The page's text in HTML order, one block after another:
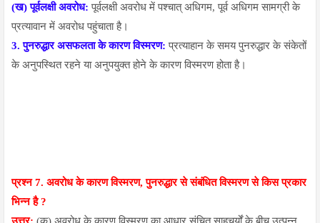
(ख) पूर्वलक्षी अवरोध:पूर्वलक्षी अवरोध में पश्चात् अधिगम, पूर्व अधिगम सामग्री के
प्रत्यावान में अवरोध पहुंचाता है।
3. पुनरुद्धार असफलता के कारण विस्मरण:प्रत्याहान के समय पुनरुद्धार के संकेतों
के अनुपस्थित रहने या अनुपयुक्त होने के कारण विस्मरण होता है।
प्रश्न 7. अवरोध के कारण विस्मरण, पुनरुद्धार से संबंधित विस्मरण से किस प्रकार
भिन्न है ?
उत्तर: (क) अवरोध के कारण विस्मरण का आधार संचित साहचर्यों के बीच उत्पन्न